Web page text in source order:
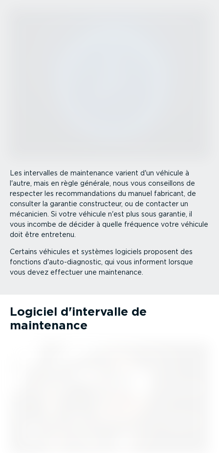
Les intervalles de maintenance varient d'un véhicule à
l'autre, mais en règle générale, nous vous conseillons de
respecter les recom­man­da­tions du manuel fabricant, de
consulter la garantie constructeur, ou de contacter un
mécanicien. Si votre véhicule n'est plus sous garantie, il
vous incombe de décider à quelle fréquence votre véhicule
doit être entretenu.
Certains véhicules et systèmes logiciels proposent des
fonctions d'auto-­diag­nostic, qui vous informent lorsque
vous devez effectuer une maintenance.
Logiciel d'intervalle de
maintenance